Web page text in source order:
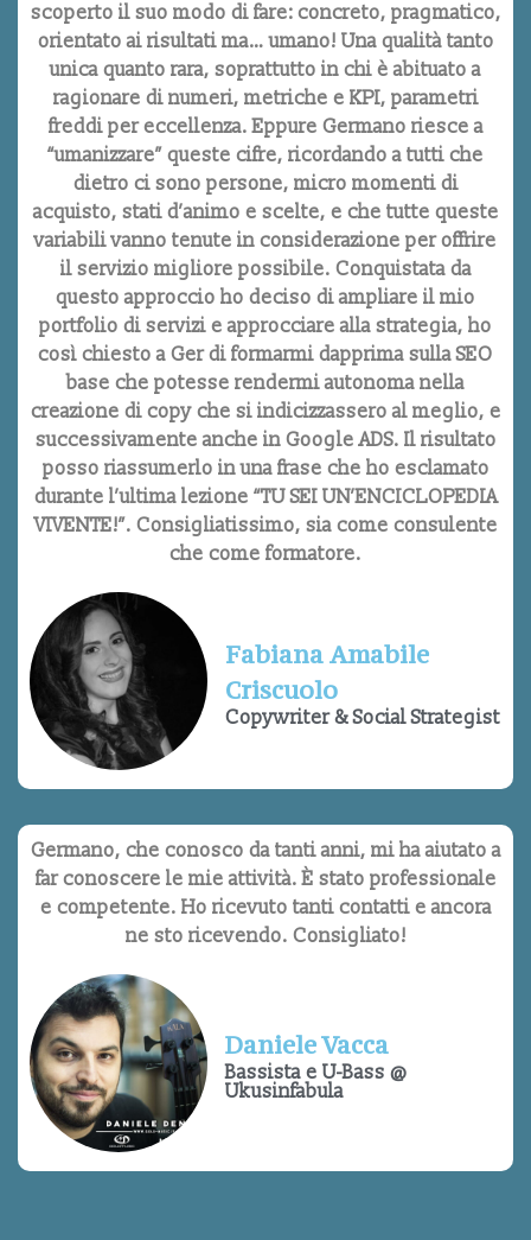
scoperto il suo modo di fare: concreto, pragmatico,
orientato ai risultati ma… umano! Una qualità tanto
unica quanto rara, soprattutto in chi è abituato a
ragionare di numeri, metriche e KPI, parametri
freddi per eccellenza. Eppure Germano riesce a
“umanizzare” queste cifre, ricordando a tutti che
dietro ci sono persone, micro momenti di
acquisto, stati d’animo e scelte, e che tutte queste
variabili vanno tenute in considerazione per offrire
il servizio migliore possibile. Conquistata da
questo approccio ho deciso di ampliare il mio
portfolio di servizi e approcciare alla strategia, ho
così chiesto a Ger di formarmi dapprima sulla SEO
base che potesse rendermi autonoma nella
creazione di copy che si indicizzassero al meglio, e
successivamente anche in Google ADS. Il risultato
posso riassumerlo in una frase che ho esclamato
durante l’ultima lezione “TU SEI UN’ENCICLOPEDIA
VIVENTE!”. Consigliatissimo, sia come consulente
che come formatore.
Fabiana Amabile
Criscuolo
Copywriter & Social Strategist
Germano, che conosco da tanti anni, mi ha aiutato a
far conoscere le mie attività. È stato professionale
e competente. Ho ricevuto tanti contatti e ancora
ne sto ricevendo. Consigliato!
Daniele Vacca
Bassista e U-Bass @
Ukusinfabula